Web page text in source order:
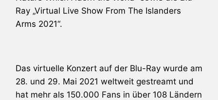
Ray „Virtual Live Show From The Islanders
Arms 2021“.
Das virtuelle Konzert auf der Blu-Ray wurde am
28. und 29. Mai 2021 weltweit gestreamt und
hat mehr als 150.000 Fans in über 108 Ländern